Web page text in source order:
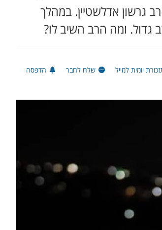
גרשון אדלשטיין. במהלך
גדול. ומה הרב השיב לו?
יומית למייל שלח לחבר הדפסה